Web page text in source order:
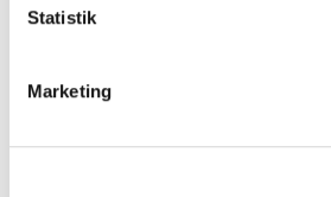
Statistik
Marketing
Få hjælp til at navngive og